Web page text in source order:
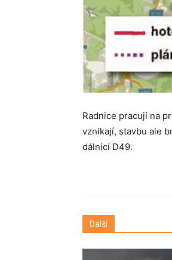
Radnice pracují na
vznikají, stavbu ale
dálnicí D49.
Další